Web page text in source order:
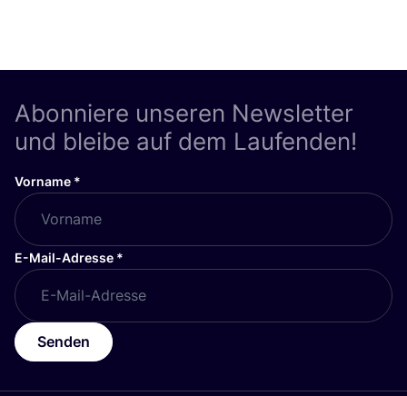
Abonniere unseren Newsletter
und bleibe auf dem Laufenden!
Vorname *
E-Mail-Adresse *
Senden